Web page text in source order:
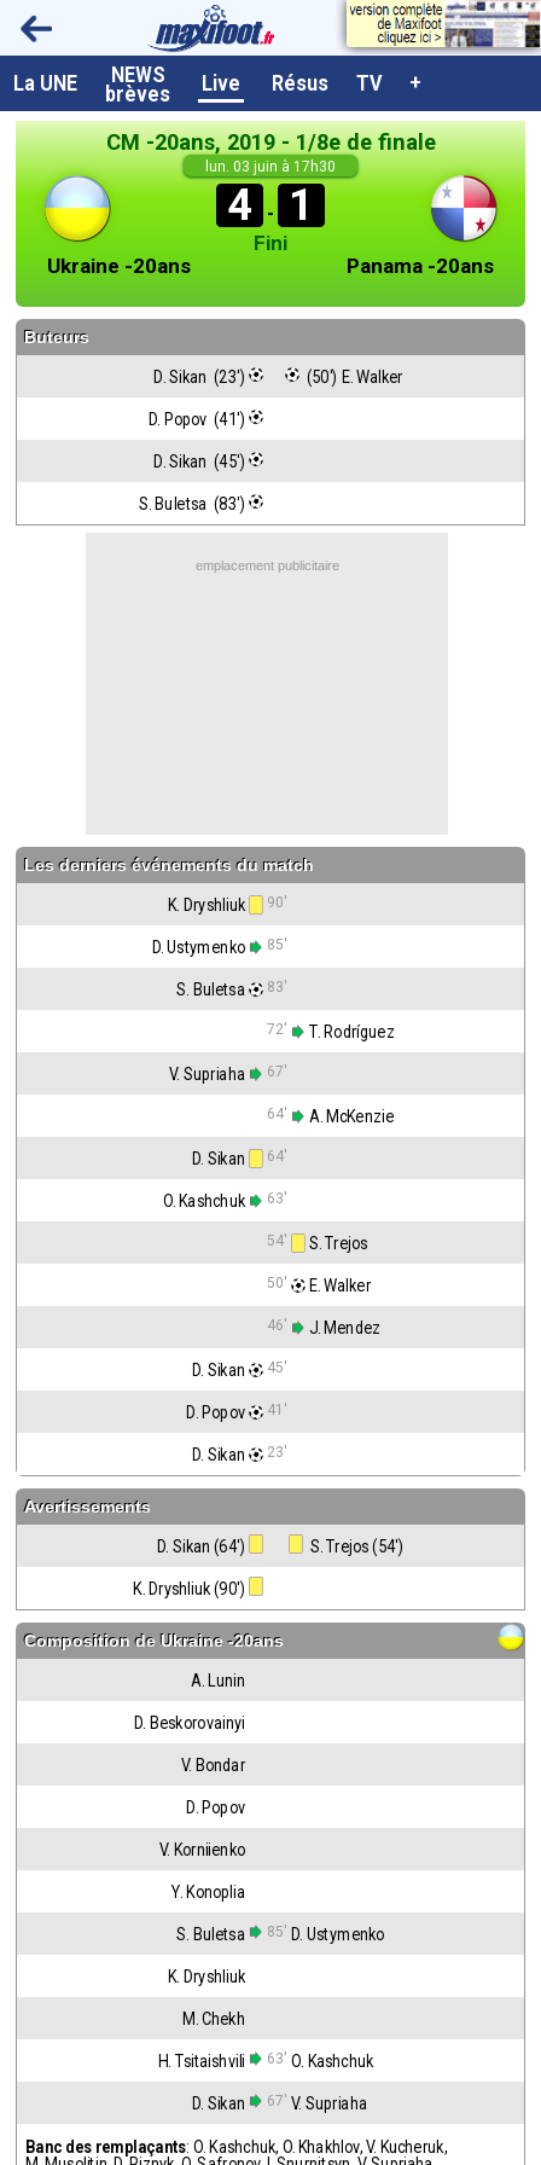
La UNE NEWS
brèves Live Résus TV +
CM -20ans, 2019 - 1/8e de finale
lun. 03 juin à 17h30
4 - 1
Fini
Ukraine -20ans
Panama -20ans
Buteurs
D. Sikan  (23') (50') E. Walker
D. Popov  (41')
D. Sikan  (45')
S. Buletsa  (83')
emplacement publicitaire
Les derniers événements du match
K. Dryshliuk 90'
D. Ustymenko 85'
S. Buletsa 83'
72' T. Rodríguez
V. Supriaha 67'
64' A. McKenzie
D. Sikan 64'
O. Kashchuk 63'
54' S. Trejos
50' E. Walker
46' J. Mendez
D. Sikan 45'
D. Popov 41'
D. Sikan 23'
Avertissements
D. Sikan (64') S. Trejos (54')
K. Dryshliuk (90')
Composition deUkraine -20ans
A. Lunin
D. Beskorovainyi
V. Bondar
D. Popov
V. Korniienko
Y. Konoplia
S. Buletsa 85' D. Ustymenko
K. Dryshliuk
M. Chekh
H. Tsitaishvili 63' O. Kashchuk
D. Sikan 67' V. Supriaha
Banc des remplaçants: O. Kashchuk, O. Khakhlov,V. Kucheruk,
A la UNE
Dernières brèves
Live / Matchs en direct
Résultats et Classements
Class. buteurs européens
Programme TV foot
Vidéos
Tableau transferts L1
Taille de la police
Paramètrages / Options
Contact / Signaler un bug